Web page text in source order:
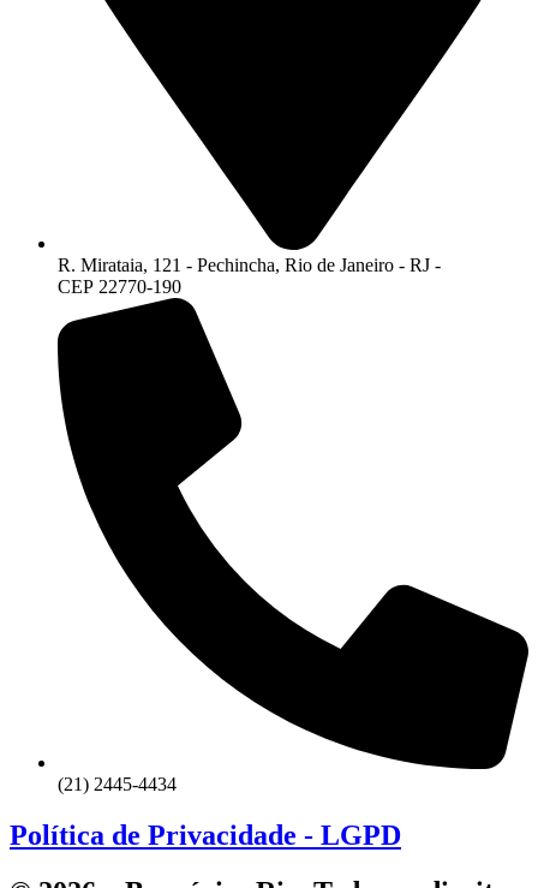
R. Mirataia, 121 - Pechincha, Rio de Janeiro - RJ -
CEP 22770-190
(21) 2445-4434
Política de Privacidade - LGPD